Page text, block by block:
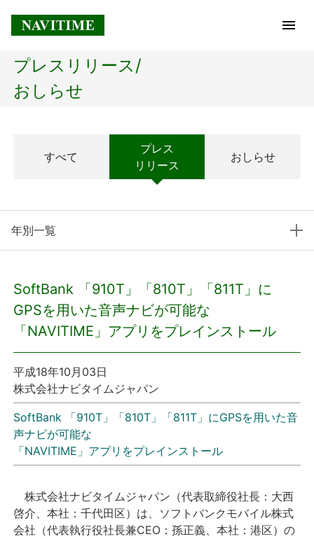
トップページ
経営理念
プレスリリース
おしらせ
サービス
個人向けサービス
法人向けサービス
採用情報
プレスリリース/
おしらせ
すべて
プレス
リリース
おしらせ
年別一覧
SoftBank 「910T」「810T」「811T」に
GPSを用いた音声ナビが可能な
「NAVITIME」アプリをプレインストール
平成18年10月03日
株式会社ナビタイムジャパン
SoftBank 「910T」「810T」「811T」にGPSを用いた音
声ナビが可能な
「NAVITIME」アプリをプレインストール
株式会社ナビタイムジャパン（代表取締役社長：大西
啓介、本社：千代田区）は、ソフトバンクモバイル株式
会社（代表執行役社長兼CEO：孫正義、本社：港区）の